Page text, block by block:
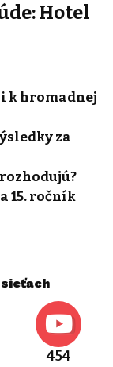
Hotel
k hromadnej
za
15. ročník
454